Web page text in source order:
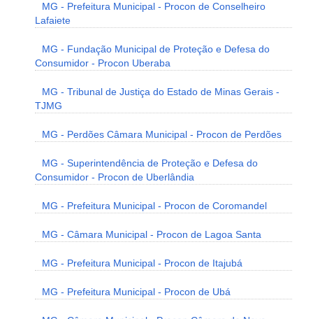
MG - Prefeitura Municipal - Procon de Conselheiro
Lafaiete
MG - Fundação Municipal de Proteção e Defesa do
Consumidor - Procon Uberaba
MG - Tribunal de Justiça do Estado de Minas Gerais -
TJMG
MG - Perdões Câmara Municipal - Procon de Perdões
MG - Superintendência de Proteção e Defesa do
Consumidor - Procon de Uberlândia
MG - Prefeitura Municipal - Procon de Coromandel
MG - Câmara Municipal - Procon de Lagoa Santa
MG - Prefeitura Municipal - Procon de Itajubá
MG - Prefeitura Municipal - Procon de Ubá